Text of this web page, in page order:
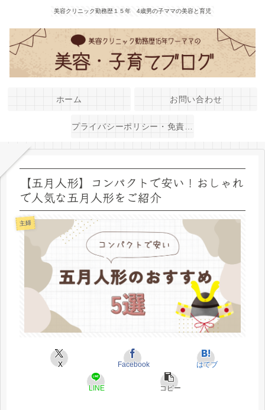
美容クリニック勤務歴１５年 4歳男の子ママの美容と育児
ホーム お問い合わせ
【五月人形】コンパクトで安い！おしゃれ
で人気な五月人形をご紹介
主婦
X Facebook はてブ
LINE コピー